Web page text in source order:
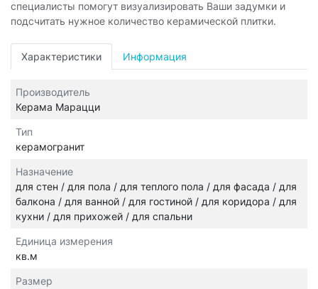
специалисты помогут визуализировать Ваши задумки и
подсчитать нужное количество керамической плитки.
Характеристики Информация
Производитель
Керама Марацци
Тип
керамогранит
Назначение
для стен / для пола / для теплого пола / для фасада / для
балкона / для ванной / для гостиной / для коридора / для
кухни / для прихожей / для спальни
Единица измерения
кв.м
Размер